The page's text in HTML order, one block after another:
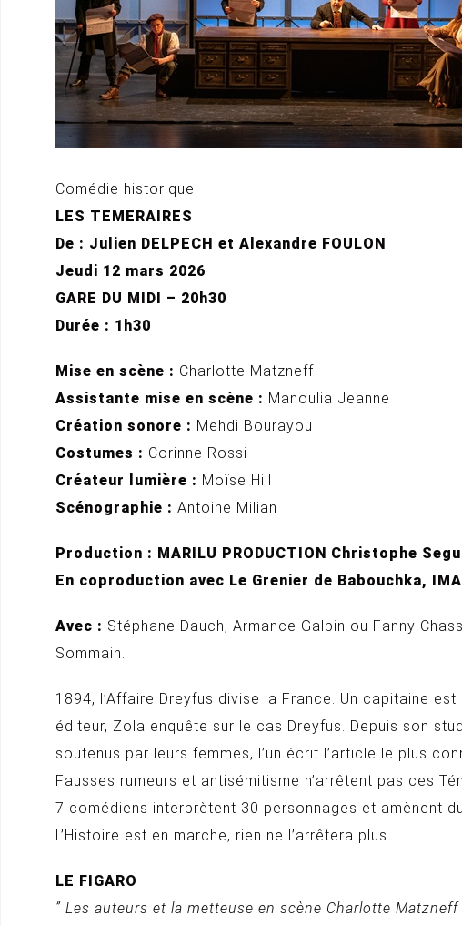
Comédie historique
LES TEMERAIRES
De : Julien DELPECH et Alexandre FOULON
Jeudi 12 mars 2026
GARE DU MIDI – 20h30
Durée : 1h30
Mise en scène : Charlotte Matzneff
Assistante mise en scène : Manoulia Jeanne
Création sonore : Mehdi Bourayou
Costumes : Corinne Rossi
Créateur lumière : Moïse Hill
Scénographie : Antoine Milian
Production : MARILU PRODUCTION Christophe
En coproduction avec Le Grenier de Babouchka,
Avec : Stéphane Dauch, Armance Galpin ou Fanny
Sommain.
1894, l’Affaire Dreyfus divise la France. Un capitaine
éditeur, Zola enquête sur le cas Dreyfus. Depuis son
soutenus par leurs femmes, l’un écrit l’article le plus
Fausses rumeurs et antisémitisme n’arrêtent pas ces
7 comédiens interprètent 30 personnages et amènent
L’Histoire est en marche, rien ne l’arrêtera plus.
LE FIGARO
” Les auteurs et la metteuse en scène Charlotte